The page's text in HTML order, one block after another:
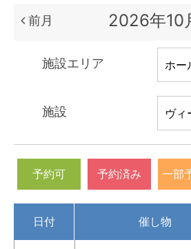
前月 2026年10
施設エリア
施設
予約可 予約済み 一部
日付 催し物